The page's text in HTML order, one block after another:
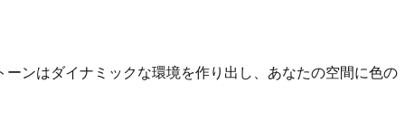
ンはダイナミックな環境を作り出し、あなたの空間に色の